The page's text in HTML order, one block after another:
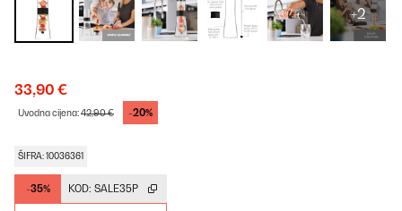
+2
33,90 €
Uvodna cijena:42,90 € -20%
ŠIFRA: 10036361
-35% KOD: SALE35P